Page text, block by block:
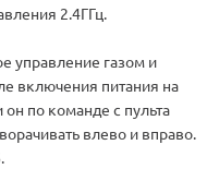
2.4ГГц.
управление газом и
включения питания на
по команде с пульта
влево и вправо.